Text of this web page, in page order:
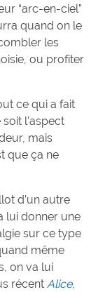
“arc-en-ciel”
quand on le
les
ou profiter
ce qui a fait
l’aspect
mais
que ça ne
d’un autre
lui donner une
sur ce type
même
on va lui
récent Alice,